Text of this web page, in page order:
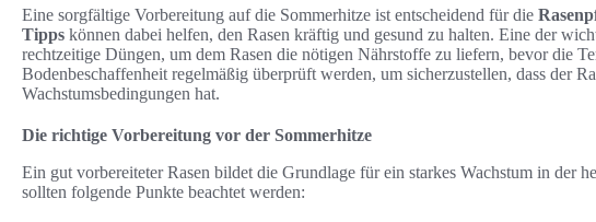
Eine sorgfältige Vorbereitung auf die Sommerhitze ist entscheidend für die
Tipps können dabei helfen, den Rasen kräftig und gesund zu halten. Eine der
rechtzeitige Düngen, um dem Rasen die nötigen Nährstoffe zu liefern, bevor die
Bodenbeschaffenheit regelmäßig überprüft werden, um sicherzustellen, dass der
Wachstumsbedingungen hat.
Die richtige Vorbereitung vor der Sommerhitze
Ein gut vorbereiteter Rasen bildet die Grundlage für ein starkes Wachstum in der
sollten folgende Punkte beachtet werden: